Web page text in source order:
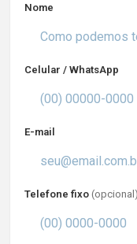
Nome
Celular / WhatsApp
E-mail
Telefone fixo (opcional)